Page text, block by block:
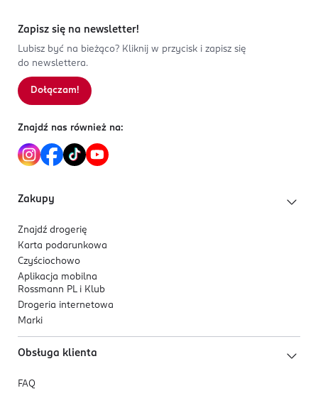
Zapisz się na newsletter!
Lubisz być na bieżąco? Kliknij w przycisk i zapisz się
do newslettera.
Dołączam!
Znajdź nas również na:
Zakupy
Znajdź drogerię
Karta podarunkowa
Czyściochowo
Aplikacja mobilna
Rossmann PL i Klub
Drogeria internetowa
Marki
Obsługa klienta
FAQ